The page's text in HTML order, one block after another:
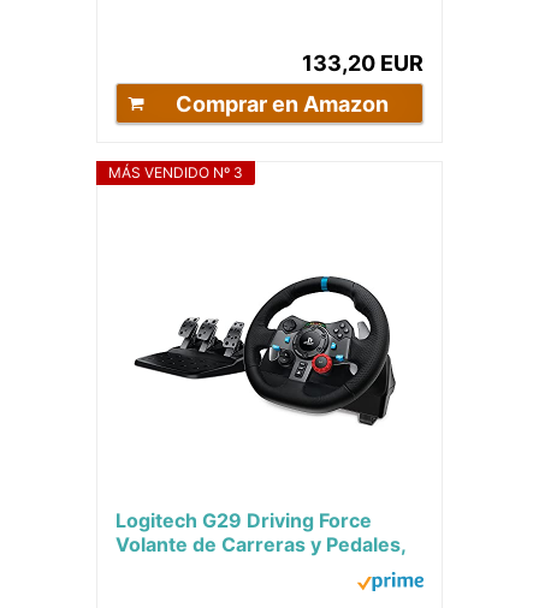
133,20 EUR
Comprar en Amazon
MÁS VENDIDO Nº 3
Logitech G29 Driving Force
Volante de Carreras y Pedales,